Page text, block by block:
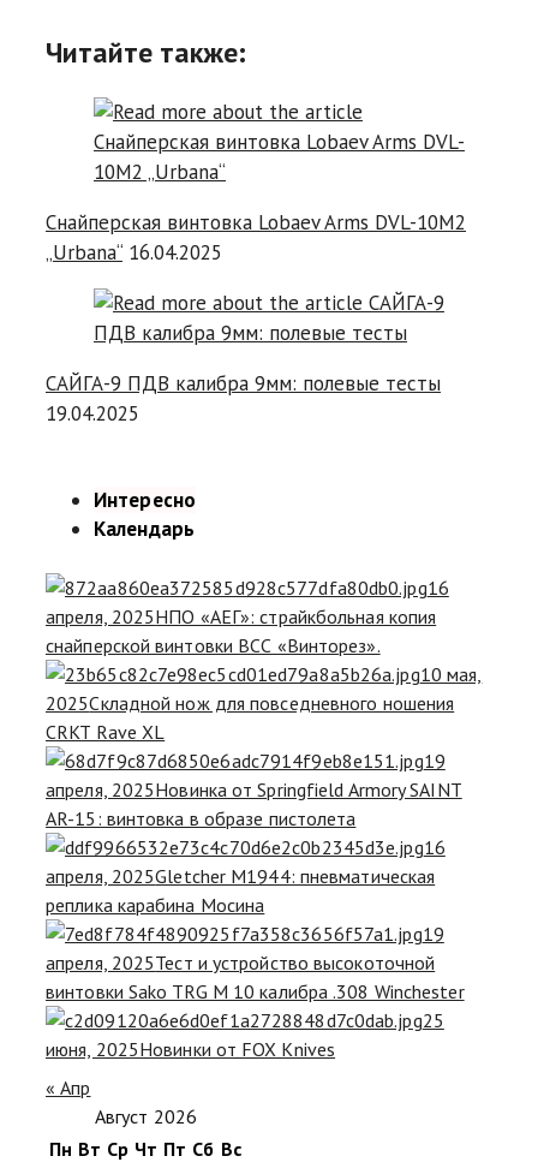
Читайте также:
Снайперская винтовка Lobaev Arms DVL-10M2
„Urbana“ 16.04.2025
САЙГА-9 ПДВ калибра 9мм: полевые тесты
19.04.2025
Интересно
Календарь
16
апреля, 2025НПО «АЕГ»: страйкбольная копия
снайперской винтовки ВСС «Винторез».
10 мая,
2025Складной нож для повседневного ношения
CRKT Rave XL
19
апреля, 2025Новинка от Springfield Armory SAINT
AR-15: винтовка в образе пистолета
16
апреля, 2025Gletcher M1944: пневматическая
реплика карабина Мосина
19
апреля, 2025Тест и устройство высокоточной
винтовки Sako TRG M 10 калибра .308 Winchester
25
июня, 2025Новинки от FOX Knives
« Апр
Август 2026
Пн Вт Ср Чт Пт Сб Вс